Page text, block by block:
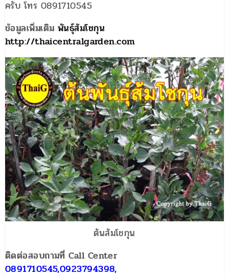
ครับ โทร 0891710545
ข้อมูลเพิ่มเติม พันธุ์ส้มโชกุน
http://thaicentralgarden.com
ต้นส้มโชกุน
ติดต่อสอบถามที่ Call Center
0891710545,0923794398,